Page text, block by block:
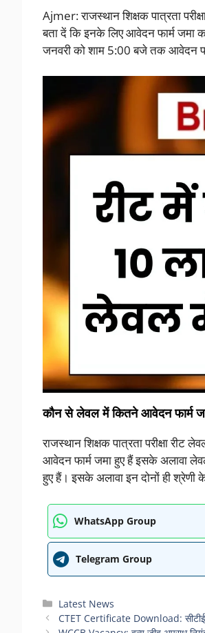
Ajmer: राजस्थान शिक्षक पात्रता
बता दें कि इनके लिए आवेदन फार्म
जनवरी को शाम 5:00 बजे तक आवेदन
कौन से लेवल में कितने आवेदन फार्म
राजस्थान शिक्षक पात्रता परीक्षा
आवेदन फार्म जमा हुए हैं इसके अलावा
हुए हैं। इसके अलावा इन दोनों ही
WhatsApp Group
Telegram Group
Categories
Latest News
CTET Certificate Download: